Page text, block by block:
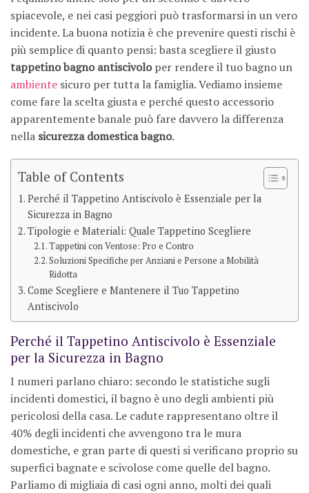
spiacevole, e nei casi peggiori può trasformarsi in un vero
incidente. La buona notizia è che prevenire questi rischi è
più semplice di quanto pensi: basta scegliere il giusto
tappetino bagno antiscivoloper rendere il tuo bagno un
ambiente sicuro per tutta la famiglia. Vediamo insieme
come fare la scelta giusta e perché questo accessorio
apparentemente banale può fare davvero la differenza
nella sicurezza domestica bagno.
Table of Contents
Perché il Tappetino Antiscivolo è Essenziale per la
Sicurezza in Bagno
Tipologie e Materiali: Quale Tappetino Scegliere
Tappetini con Ventose: Pro e Contro
Soluzioni Specifiche per Anziani e Persone a Mobilità
Ridotta
Come Scegliere e Mantenere il Tuo Tappetino
Antiscivolo
Perché il Tappetino Antiscivolo è Essenziale
per la Sicurezza in Bagno
I numeri parlano chiaro: secondo le statistiche sugli
incidenti domestici, il bagno è uno degli ambienti più
pericolosi della casa. Le cadute rappresentano oltre il
40% degli incidenti che avvengono tra le mura
domestiche, e gran parte di questi si verificano proprio su
superfici bagnate e scivolose come quelle del bagno.
Parliamo di migliaia di casi ogni anno, molti dei quali